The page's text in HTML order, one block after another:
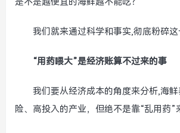
我们就来通过科学和事实,彻底粉碎这
“用药喂大”是经济账算不过来的事
我们要从经济成本的角度来分析,海
险、高投入的产业，但绝不是靠“乱用药”